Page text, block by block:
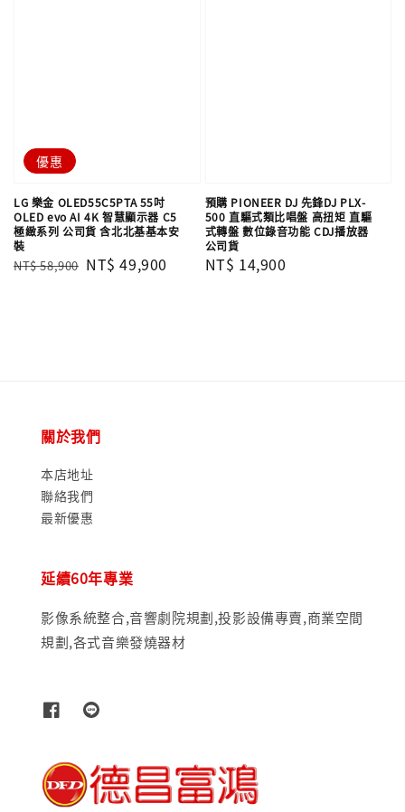
優惠
LG 樂金 OLED55C5PTA 55吋
OLED evo AI 4K 智慧顯示器 C5
極緻系列 公司貨 含北北基基本安
裝
Regular
NT$ 58,900 Sale
NT$ 49,900
預購 PIONEER DJ 先鋒DJ PLX-
500 直驅式類比唱盤 高扭矩 直驅
式轉盤 數位錄音功能 CDJ播放器
公司貨
Regular
NT$ 14,900
關於我們
本店地址
聯絡我們
最新優惠
延續60年專業
影像系統整合,音響劇院規劃,投影設備專賣,商業空間
規劃,各式音樂發燒器材